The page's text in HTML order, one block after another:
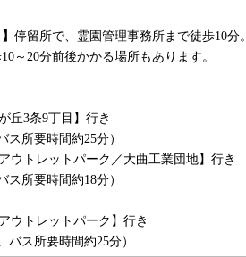
停留所で、霊園管理事務所まで徒歩10分。
～20分前後かかる場所もあります。
丘3条9丁目】行き
ス所要時間約25分）
トレットパーク／大曲工業団地】行き
ス所要時間約18分）
ウトレットパーク】行き
バス所要時間約25分）